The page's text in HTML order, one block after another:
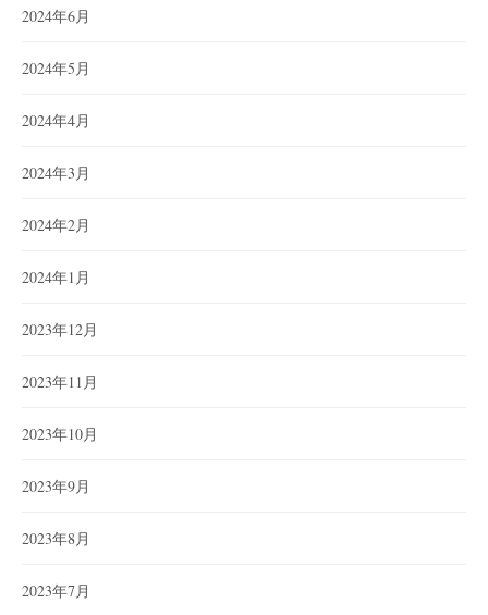
2024年6月
2024年5月
2024年4月
2024年3月
2024年2月
2024年1月
2023年12月
2023年11月
2023年10月
2023年9月
2023年8月
2023年7月